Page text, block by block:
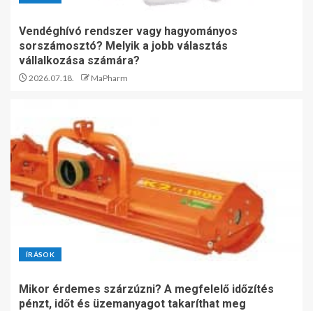
Vendéghívó rendszer vagy hagyományos
sorszámosztó? Melyik a jobb választás
vállalkozása számára?
2026.07.18. MaPharm
ÍRÁSOK
Mikor érdemes szárzúzni? A megfelelő időzítés
pénzt, időt és üzemanyagot takaríthat meg